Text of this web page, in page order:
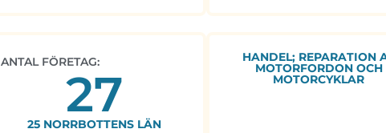
ANTAL FÖRETAG:
27
25 NORRBOTTENS LÄN
HANDEL; REPARATION
MOTORFORDON OCH
MOTORCYKLAR